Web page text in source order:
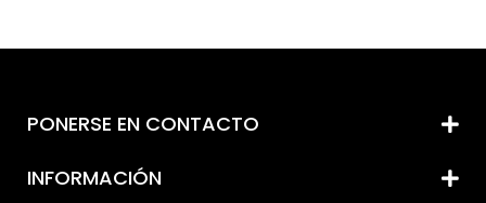
PONERSE EN CONTACTO
INFORMACIÓN